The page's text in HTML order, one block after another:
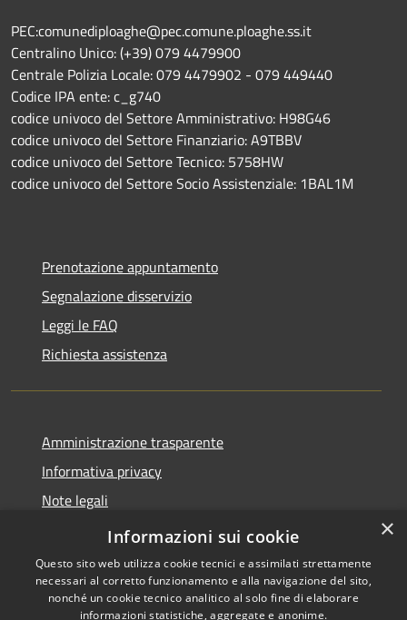
PEC:comunediploaghe@pec.comune.ploaghe.ss.it
Centralino Unico: (+39) 079 4479900
Centrale Polizia Locale: 079 4479902 - 079 449440
Codice IPA ente: c_g740
codice univoco del Settore Amministrativo: H98G46
codice univoco del Settore Finanziario: A9TBBV
codice univoco del Settore Tecnico: 5758HW
codice univoco del Settore Socio Assistenziale: 1BAL1M
Prenotazione appuntamento
Segnalazione disservizio
Leggi le FAQ
Richiesta assistenza
Amministrazione trasparente
Informativa privacy
Note legali
Dichiarazione di accessibilità
×
Informazioni sui cookie
Questo sito web utilizza cookie tecnici e assimilati strettamente
necessari al corretto funzionamento e alla navigazione del sito,
nonché un cookie tecnico analitico al solo fine di elaborare
informazioni statistiche, aggregate e anonime.